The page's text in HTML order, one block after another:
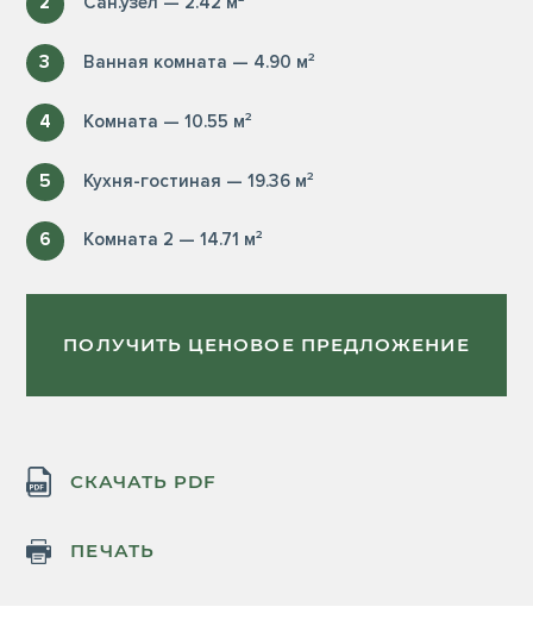
3 Ванная комната — 4.90 м²
4 Комната — 10.55 м²
5 Кухня-гостиная — 19.36 м²
6 Комната 2 — 14.71 м²
ПОЛУЧИТЬ ЦЕНОВОЕ ПРЕДЛОЖЕНИЕ
СКАЧАТЬ PDF
ПЕЧАТЬ